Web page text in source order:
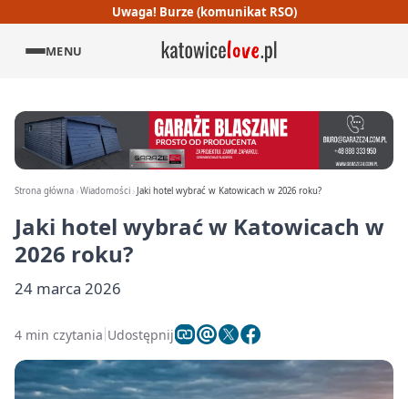
Uwaga! Burze (komunikat RSO)
MENU
Strona główna Wiadomości Jaki hotel wybrać w Katowicach w 2026 roku?
Jaki hotel wybrać w Katowicach w
2026 roku?
24 marca 2026
4 min czytania Udostępnij